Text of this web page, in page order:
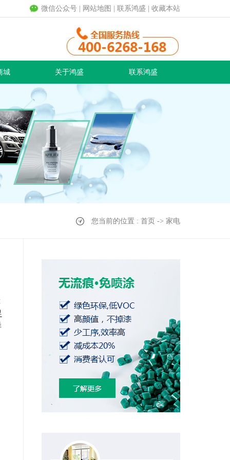
微信公众号 网站地图 联系鸿盛 收藏本站
城 关于鸿盛 联系鸿盛
您当前的位置 : 首页 -> 家电